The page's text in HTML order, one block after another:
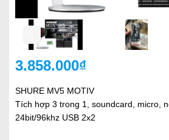
3.858.000₫
SHURE MV5 MOTIV
Tích hợp 3 trong 1, soundcard, micro,
24bit/96khz USB 2x2